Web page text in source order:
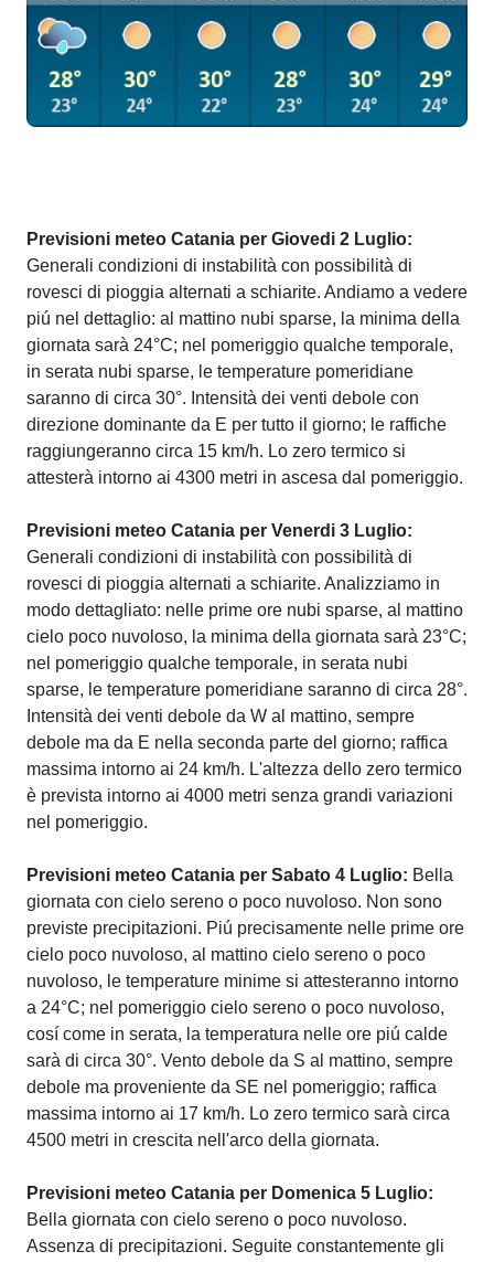
Previsioni meteo Catania per Giovedi 2 Luglio:
Generali condizioni di instabilità con possibilità di
rovesci di pioggia alternati a schiarite. Andiamo a vedere
piú nel dettaglio: al mattino nubi sparse, la minima della
giornata sarà 24°C; nel pomeriggio qualche temporale,
in serata nubi sparse, le temperature pomeridiane
saranno di circa 30°. Intensità dei venti debole con
direzione dominante da E per tutto il giorno; le raffiche
raggiungeranno circa 15 km/h. Lo zero termico si
attesterà intorno ai 4300 metri in ascesa dal pomeriggio.
Previsioni meteo Catania per Venerdi 3 Luglio:
Generali condizioni di instabilità con possibilità di
rovesci di pioggia alternati a schiarite. Analizziamo in
modo dettagliato: nelle prime ore nubi sparse, al mattino
cielo poco nuvoloso, la minima della giornata sarà 23°C;
nel pomeriggio qualche temporale, in serata nubi
sparse, le temperature pomeridiane saranno di circa 28°.
Intensità dei venti debole da W al mattino, sempre
debole ma da E nella seconda parte del giorno; raffica
massima intorno ai 24 km/h. L'altezza dello zero termico
è prevista intorno ai 4000 metri senza grandi variazioni
nel pomeriggio.
Previsioni meteo Catania per Sabato 4 Luglio: Bella
giornata con cielo sereno o poco nuvoloso. Non sono
previste precipitazioni. Piú precisamente nelle prime ore
cielo poco nuvoloso, al mattino cielo sereno o poco
nuvoloso, le temperature minime si attesteranno intorno
a 24°C; nel pomeriggio cielo sereno o poco nuvoloso,
cosí come in serata, la temperatura nelle ore piú calde
sarà di circa 30°. Vento debole da S al mattino, sempre
debole ma proveniente da SE nel pomeriggio; raffica
massima intorno ai 17 km/h. Lo zero termico sarà circa
4500 metri in crescita nell'arco della giornata.
Previsioni meteo Catania per Domenica 5 Luglio:
Bella giornata con cielo sereno o poco nuvoloso.
Assenza di precipitazioni. Seguite constantemente gli